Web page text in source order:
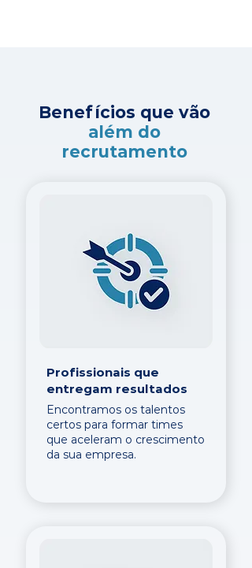
Benefícios que vão
além do
recrutamento
Profissionais que
entregam resultados
Encontramos os talentos
certos para formar times
que aceleram o crescimento
da sua empresa.